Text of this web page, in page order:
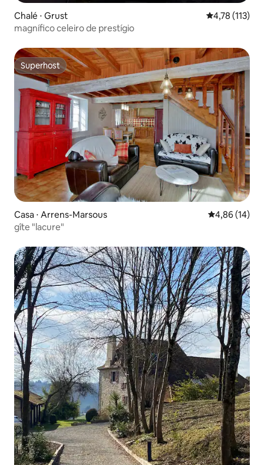
Chalé ⋅ Grust 4,78 de uma
4,78 (113)
magnífico celeiro de prestígio
Superhost
Superhost
Casa ⋅ Arrens-Marsous 4,86 de uma
4,86 (14)
gîte "lacure"